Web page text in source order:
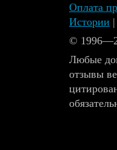
Оплата
Истории |
©
Любые
отзывы